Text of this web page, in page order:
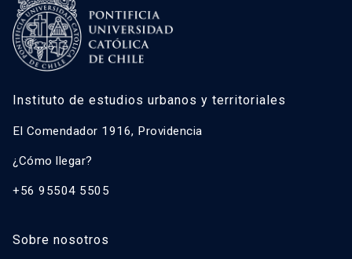
Instituto de estudios urbanos y territoriales
El Comendador 1916, Providencia
¿Cómo llegar?
+56 95504 5505
Sobre nosotros